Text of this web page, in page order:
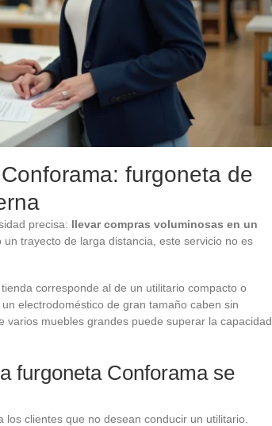
furgoneta de
precisa: llevar compras voluminosas en un
un trayecto de larga distancia, este servicio no es
corresponde al de un utilitario compacto o
electrodoméstico de gran tamaño caben sin
muebles grandes puede superar la capacidad
furgoneta Conforama se
clientes que no desean conducir un utilitario.